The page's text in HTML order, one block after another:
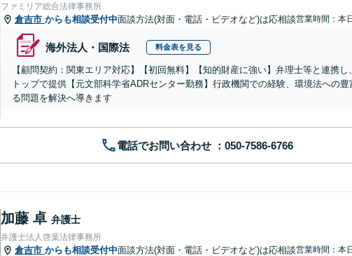
ファミリア総合法律事務所
倉吉市 からも相談受付中面談方法(対面・電話・ビデオなど)は応相談営業時間：本
海外法人・国際法 料金表を見る
【顧問契約：関東エリア対応】【初回無料】【知的財産に強い】弁理士等と連携
トップで提供【元文部科学省ADRセンター勤務】行政機関での経験、環境法への
る問題を解決へ導きます
電話でお問い合わせ
加藤 卓 弁護士
弁護士法人啓葉法律事務所
倉吉市 からも相談受付中面談方法(対面・電話・ビデオなど)は応相談営業時間：本